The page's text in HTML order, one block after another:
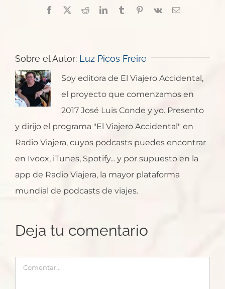
Facebook
X RedditLinkedInTumblrPinterest
Vk
Correo
Sobre el Autor: Luz Picos Freire
Soy editora de El Viajero Accidental,
el proyecto que comenzamos en
2017 José Luis Conde y yo. Presento
y dirijo el programa "El Viajero Accidental" en
Radio Viajera, cuyos podcasts puedes encontrar
en Ivoox, iTunes, Spotify... y por supuesto en la
app de Radio Viajera, la mayor plataforma
mundial de podcasts de viajes.
Deja tu comentario
Comentar